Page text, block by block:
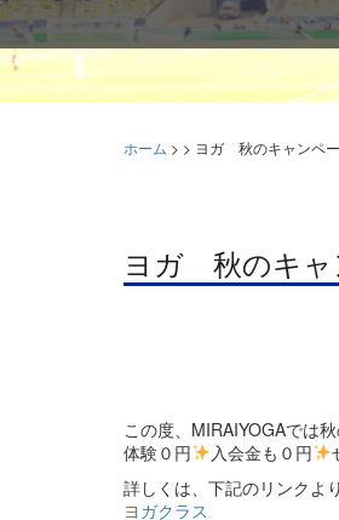
ホーム > > ヨガ 秋のキャンペ
ヨガ 秋のキャ
この度、MIRAIYOGAでは
体験０円
入会金も０円
詳しくは、下記のリンクよ
ヨガクラス